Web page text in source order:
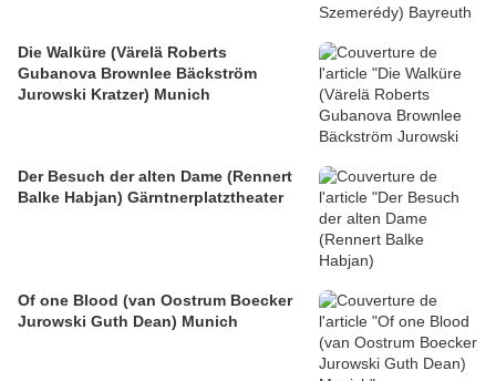
Die Walküre (Värelä Roberts
Gubanova Brownlee Bäckström
Jurowski Kratzer) Munich
Der Besuch der alten Dame (Rennert
Balke Habjan) Gärntnerplatztheater
Of one Blood (van Oostrum Boecker
Jurowski Guth Dean) Munich